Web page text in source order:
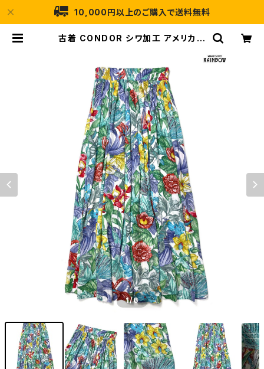
10,000円以上のご購入で送料無料
古着 CONDOR シワ加工 アメリカ製
1/6